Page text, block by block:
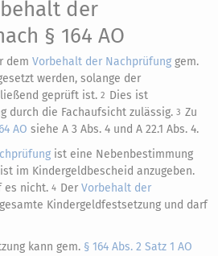
der
§ 164 AO
dem Vorbehalt der Nachprüfung gem.
werden, solange der
geprüft ist. 2 Dies ist
durch die Fachaufsicht zulässig. 3 Zu
AO siehe A 3 Abs. 4 und A 22.1 Abs. 4.
ist eine Nebenbestimmung
ist im Kindergeldbescheid anzugeben.
es nicht. 4 Der Vorbehalt der
Kindergeldfestsetzung und darf
kann gem. § 164 Abs. 2 Satz 1 AO